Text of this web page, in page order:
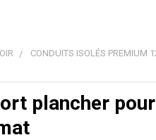
CONDUITS ISOLÉS PREMIUM
plancher